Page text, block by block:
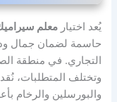
يُعد اختيارمعلم
حاسمة لضمان جمال
التجاري. في منطقة
وتختلف المتطلبات،
والبورسلين والرخام